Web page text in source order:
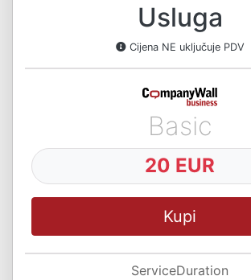
Usluga
Cijena NE uključuje PDV
Basic
20 EUR
Kupi
ServiceDuration